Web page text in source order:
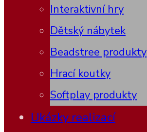
Interaktivní hry
Dětský nábytek
Beadstree produkty
Hrací koutky
Softplay produkty
Ukázky realizací